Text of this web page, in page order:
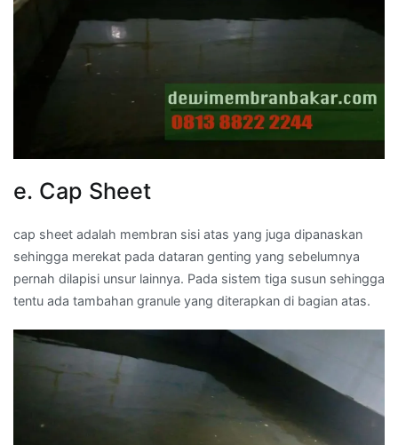
e. Cap Sheet
cap sheet adalah membran sisi atas yang juga dipanaskan
sehingga merekat pada dataran genting yang sebelumnya
pernah dilapisi unsur lainnya. Pada sistem tiga susun sehingga
tentu ada tambahan granule yang diterapkan di bagian atas.